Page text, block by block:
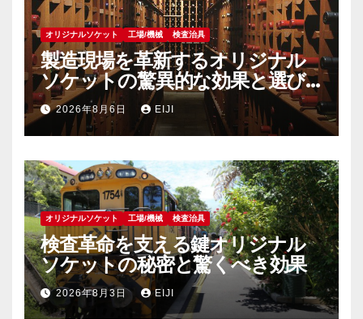
オリジナルソケット 工場/機械 検査治具
製造現場を革新するオリジナル
ソケットの驚異的な効果と選び
方2026年8月6日 EIJI
オリジナルソケット 工場/機械 検査治具
検査革命を支える鍵オリジナル
ソケットの秘密と驚くべき効果
2026年8月3日 EIJI